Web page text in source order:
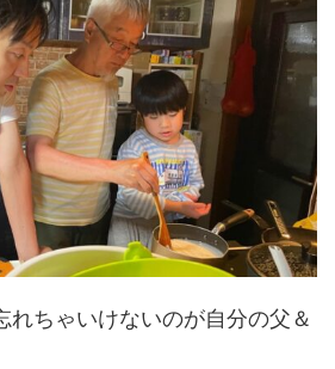
れちゃいけないのが自分の父＆